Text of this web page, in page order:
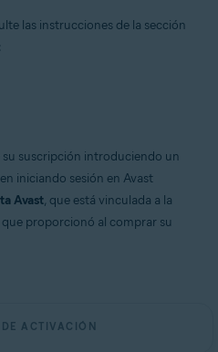
las instrucciones de la sección
suscripción introduciendo un
iniciando sesión en Avast
Avast, que está vinculada a la
proporcionó al comprar su
ACTIVACIÓN